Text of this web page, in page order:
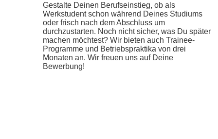
Gestalte Deinen Berufseinstieg, ob als
Werkstudent schon während Deines Studiums
oder frisch nach dem Abschluss um
durchzustarten. Noch nicht sicher, was Du später
machen möchtest? Wir bieten auch Trainee-
Programme und Betriebspraktika von drei
Monaten an. Wir freuen uns auf Deine
Bewerbung!